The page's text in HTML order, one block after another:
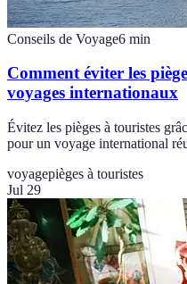
Conseils de Voyage6 min
Comment éviter les
voyages internationaux
Évitez les pièges à touristes
pour un voyage international
voyagepièges à touristes
Jul 29